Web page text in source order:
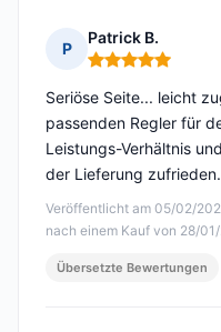
P
Patrick B.
Hinweis: 5 von 5
Veröffentlicht am 05/02/
nach einem Kauf von 28/
Seriöse Seite... leicht
passenden Regler für
Leistungs-Verhältnis
der Lieferung
Übersetzte Bewertungen